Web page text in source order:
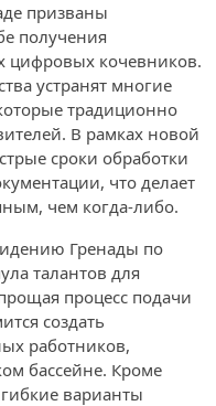
призваны
получения
цифровых кочевников.
устранят многие
традиционно
В рамках новой
сроки обработки
что делает
чем когда-либо.
Гренады по
талантов для
процесс подачи
создать
работников,
бассейне. Кроме
варианты